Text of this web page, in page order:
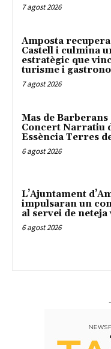
7 agost 2026
Amposta recupera
Castell i culmina
estratègic que
turisme i
7 agost 2026
Mas de
Concert Narratiu
Essència Terres
6 agost 2026
L’Ajuntament
impulsaran un
al servei de
6 agost 2026